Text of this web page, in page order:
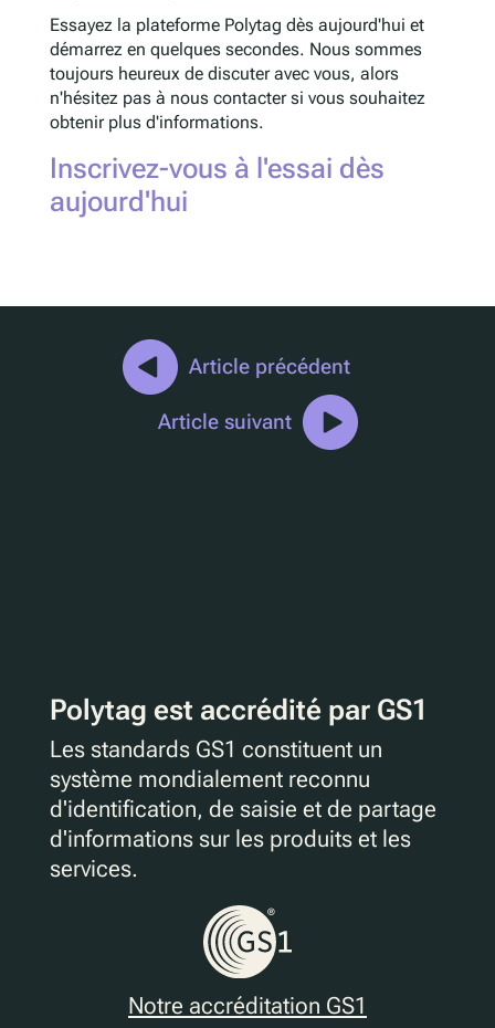
Essayez la plateforme Polytag dès aujourd'hui et
démarrez en quelques secondes. Nous sommes
toujours heureux de discuter avec vous, alors
n'hésitez pas à nous contacter si vous souhaitez
obtenir plus d'informations.
Inscrivez-vous à l'essai dès
aujourd'hui
Article précédent
Article suivant
Polytag est accrédité par GS1
Les standards GS1 constituent un
système mondialement reconnu
d'identification, de saisie et de partage
d'informations sur les produits et les
services.
Notre accréditation GS1